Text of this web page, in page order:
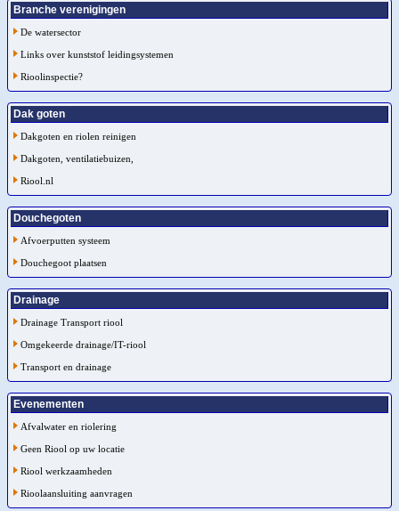
Branche verenigingen
De watersector
Links over kunststof leidingsystemen
Rioolinspectie?
Dak goten
Dakgoten en riolen reinigen
Dakgoten, ventilatiebuizen,
Riool.nl
Douchegoten
Afvoerputten systeem
Douchegoot plaatsen
Drainage
Drainage Transport riool
Omgekeerde drainage/IT-riool
Transport en drainage
Evenementen
Afvalwater en riolering
Geen Riool op uw locatie
Riool werkzaamheden
Rioolaansluiting aanvragen